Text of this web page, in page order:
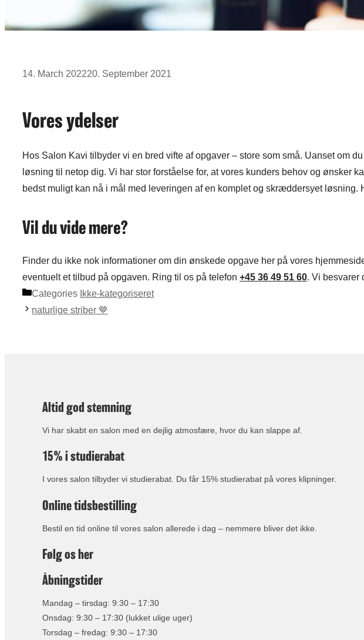
14. March 202220. September 2021
Vores ydelser
Hos Salon Kavi tilbyder vi en bred vifte af opgaver – store som små. Uanset om
løsning til netop dig. Vi har stor forståelse for, at vores kunders behov og ønsker
bedst muligt kan nå i mål med leveringen af en komplet og skræddersyet
Vil du vide mere?
Finder du ikke nok informationer om din ønskede opgave her på vores
eventuelt et tilbud på opgaven. Ring til os på telefon +45 36 49 51 60. Vi besvarer
Categories Ikke-kategoriseret
naturlige striber 🤎
Altid god stemning
Vi har skabt en salon med en dejlig atmosfære, hvor du kan slappe af.
15% i studierabat
I vores salon tilbyder vi studierabat. Du får 15% studierabat på vores klipninger.
Online tidsbestilling
Bestil en tid online til vores salon allerede i dag – nemmere bliver det ikke.
Følg os her
Åbningstider
Mandag – tirsdag: 9:30 – 17:30
Onsdag: 9:30 – 17:30 (lukket ulige uger)
Torsdag – fredag: 9:30 – 17:30